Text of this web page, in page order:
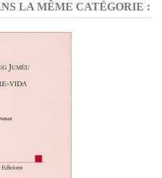
LA MÊME CATÉGORIE :